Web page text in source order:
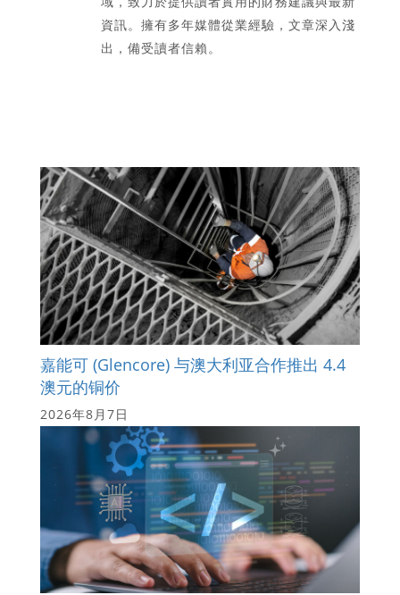
資訊。擁有多年媒體從業經驗，文章深入淺
出，備受讀者信賴。
嘉能可 (Glencore) 与澳大利亚合作推出 4.4
澳元的铜价
2026年8月7日